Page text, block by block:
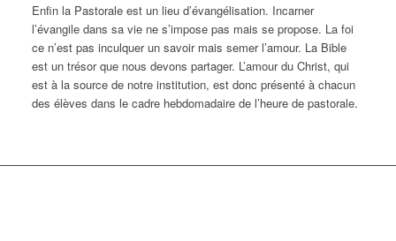
Enfin la Pastorale est un lieu d’évangélisation. Incarner
l’évangile dans sa vie ne s’impose pas mais se propose. La foi
ce n’est pas inculquer un savoir mais semer l’amour. La Bible
est un trésor que nous devons partager. L’amour du Christ, qui
est à la source de notre institution, est donc présenté à chacun
des élèves dans le cadre hebdomadaire de l’heure de pastorale.